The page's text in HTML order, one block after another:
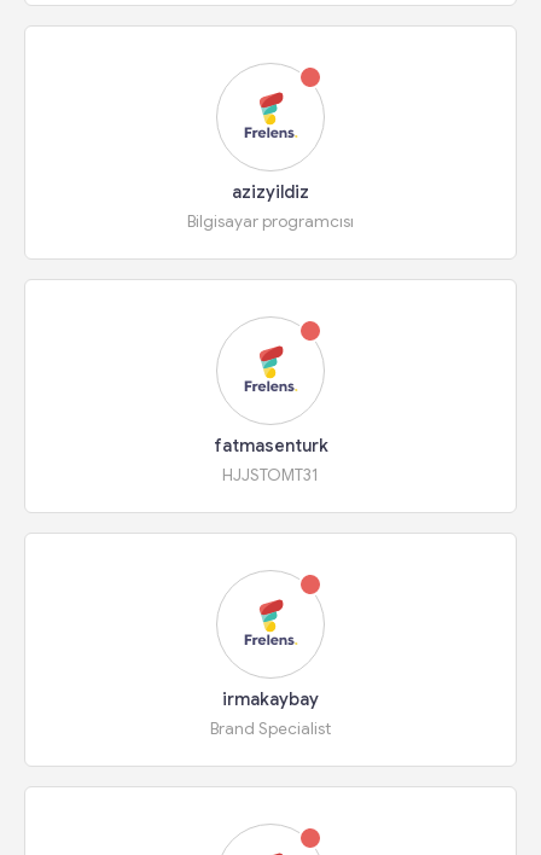
azizyildiz
Bilgisayar programcısı
fatmasenturk
HJJSTOMT31
irmakaybay
Brand Specialist